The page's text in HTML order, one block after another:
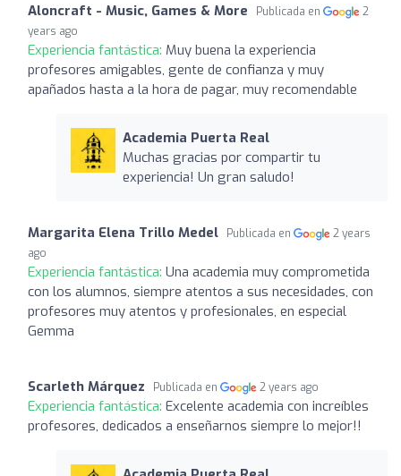
Aloncraft - Music, Games & More Publicada en
2
years ago
Experiencia fantástica: Muy buena la experiencia
profesores amigables, gente de confianza y muy
apañados hasta a la hora de pagar, muy recomendable
Academia Puerta Real
Muchas gracias por compartir tu
experiencia! Un gran saludo!
Margarita Elena Trillo Medel Publicada en
2 years
ago
Experiencia fantástica: Una academia muy comprometida
con los alumnos, siempre atentos a sus necesidades, con
profesores muy atentos y profesionales, en especial
Gemma
Scarleth Márquez Publicada en 2 years ago
Experiencia fantástica: Excelente academia con increíbles
profesores, dedicados a enseñarnos siempre lo mejor!!